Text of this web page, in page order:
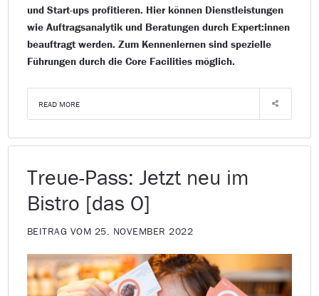
und Start-ups profitieren. Hier können Dienstleistungen
wie Auftragsanalytik und Beratungen durch Expert:innen
beauftragt werden. Zum Kennenlernen sind spezielle
Führungen durch die Core Facilities möglich.
READ MORE
Treue-Pass: Jetzt neu im
Bistro [das O]
BEITRAG VOM 25. NOVEMBER 2022